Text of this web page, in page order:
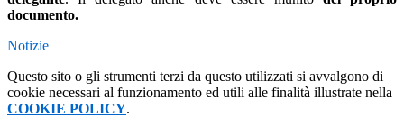
documento.
Notizie
Questo sito o gli strumenti terzi da questo utilizzati si avvalgono di
cookie necessari al funzionamento ed utili alle finalità illustrate nella
COOKIE POLICY.